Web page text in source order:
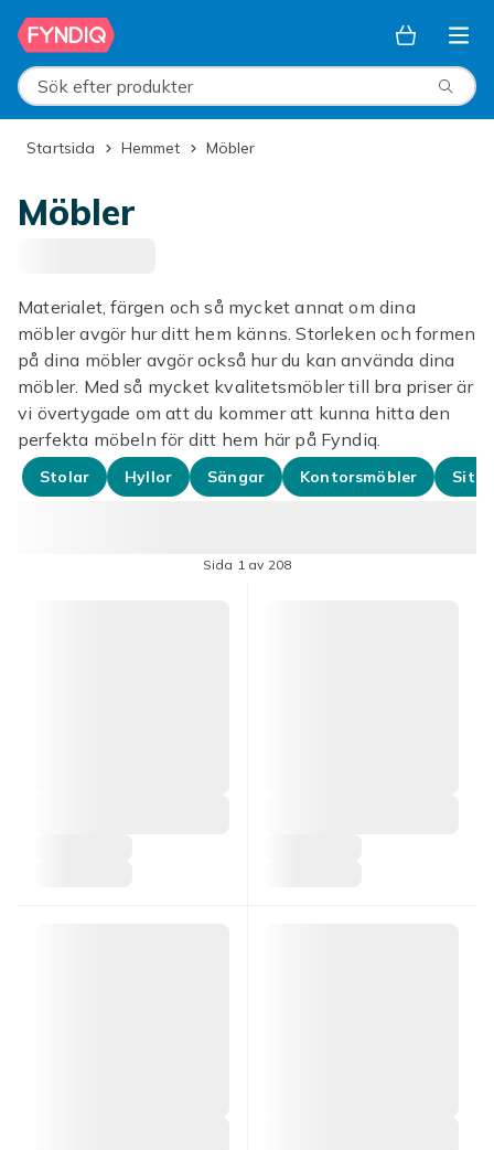
Hoppa till huvudinnehållet
Sök efter produkter
Startsida Hemmet Möbler
Möbler
Materialet, färgen och så mycket annat om dina
möbler avgör hur ditt hem känns. Storleken och formen
på dina möbler avgör också hur du kan använda dina
möbler. Med så mycket kvalitetsmöbler till bra priser är
vi övertygade om att du kommer att kunna hitta den
perfekta möbeln för ditt hem här på Fyndiq.
Stolar Hyllor Sängar Kontorsmöbler
Sida 1 av 208